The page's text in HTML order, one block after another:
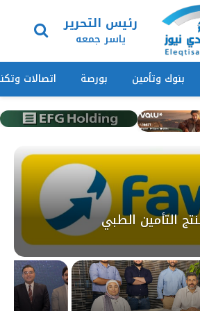
رئيس التحرير
ياسر جمعه
بنوك وتأمين بورصة اتصالات
التأمين الطبي